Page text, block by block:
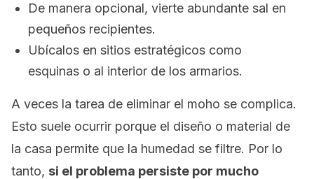
De manera opcional, vierte abundante sal en
pequeños recipientes.
Ubícalos en sitios estratégicos como
esquinas o al interior de los armarios.
A veces la tarea de eliminar el moho se complica.
Esto suele ocurrir porque el diseño o material de
la casa permite que la humedad se filtre. Por lo
tanto, si el problema persiste por mucho